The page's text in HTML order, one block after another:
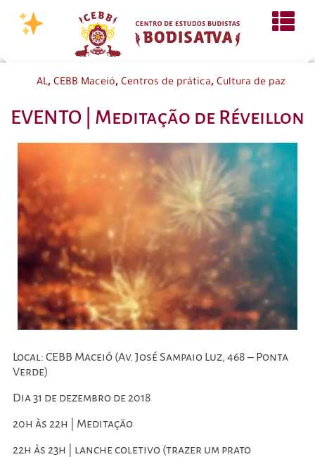
AL, CEBB Maceió, Centros de prática, Cultura de paz
EVENTO | Meditação de Réveillon
Local: CEBB Maceió (Av. José Sampaio Luz, 468 – Ponta
Verde)
Dia 31 de dezembro de 2018
20h às 22h | Meditação
22h às 23h | lanche coletivo (trazer um prato